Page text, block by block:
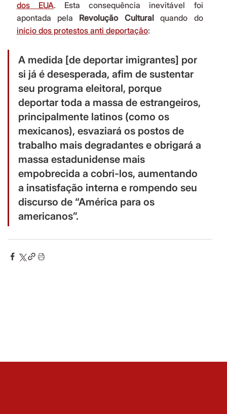
dos EUA. Esta consequência inevitável foi
apontada pela Revolução Cultural
quando do
início dos protestos anti deportação:
A medida [de deportar imigrantes] por
si já é desesperada, afim de sustentar
seu programa eleitoral, porque
deportar toda a massa de estrangeiros,
principalmente latinos (como os
mexicanos), esvaziará os postos de
trabalho mais degradantes e obrigará a
massa estadunidense mais
empobrecida a cobri-los, aumentando
a insatisfação interna e rompendo seu
discurso de “América para os
americanos”.